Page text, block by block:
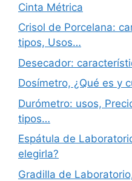
Cinta Métrica
Crisol de Porcelana:
tipos, Usos…
Desecador:
Dosímetro, ¿Qué es y
Durómetro: usos,
tipos…
Espátula de
elegirla?
Gradilla de